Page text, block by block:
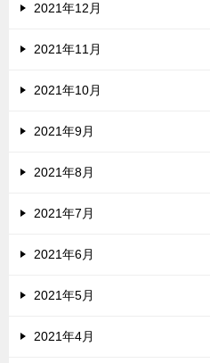
2021年12月
2021年11月
2021年10月
2021年9月
2021年8月
2021年7月
2021年6月
2021年5月
2021年4月